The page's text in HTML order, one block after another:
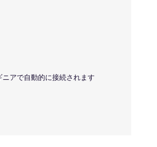
アで自動的に接続されます